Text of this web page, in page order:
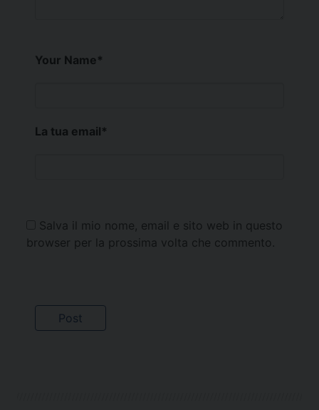
Your Name*
La tua email*
Salva il mio nome, email e sito web in questo
browser per la prossima volta che commento.